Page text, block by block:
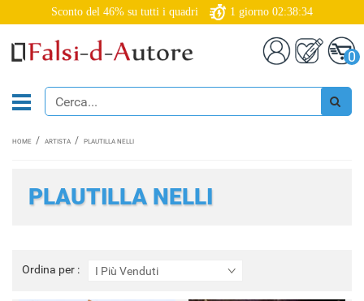
Sconto del 46% su tutti i quadri 1 giorno 02:38:33
0
HOME ARTISTA PLAUTILLA NELLI
PLAUTILLA NELLI
Ordina per : I Più Venduti
Ordina
per